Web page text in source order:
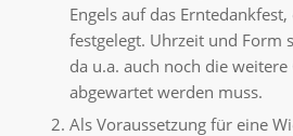
Engels auf das
festgelegt. Uhrzeit und Form
da u.a. auch noch die
abgewartet werden muss.
Als Voraussetzung für eine